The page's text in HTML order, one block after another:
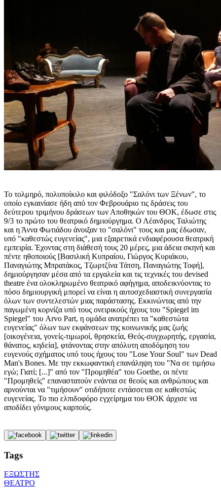
Το τολμηρό, πολυποίκιλο και φιλόδοξο "Σαλόνι των Ξένων", το
οποίο εγκαινίασε ήδη από τον Φεβρουάριο τις δράσεις του
δεύτερου τριμήνου δράσεων των Αποθηκών του ΘΟΚ, έδωσε στις
9/3 το πρώτο του θεατρικό δημιούργημα. Ο Λέανδρος Ταλιώτης
και η Άννα Φωτιάδου άνοιξαν το "σαλόνι" τους και μας έδωσαν,
υπό "καθεστώς ευγενείας", μια εξαιρετικά ενδιαφέρουσα θεατρική
εμπειρία. Έχοντας στη διάθεσή τους 20 μέρες, μια άδεια σκηνή και
πέντε ηθοποιούς [Βασιλική Κυπραίου, Γιώργος Κυριάκου,
Παναγιώτης Μπρατάκος, Τζωρτζίνα Τάτση, Παναγιώτης Τοφή],
δημιούργησαν μέσα από τα εργαλεία και τις τεχνικές του devised
theatre ένα ολοκληρωμένο θεατρικό αφήγημα, αποδεικνύοντας το
πόσο δημιουργική μπορεί να είναι η αυτοσχεδιαστική συνεργασία
όλων των συντελεστών μιας παράστασης. Εκκινώντας από την
παγωμένη κορνίζα υπό τους ονειρικούς ήχους του "Spiegel im
Spiegel" του Arvo Part, η ομάδα ανατρέπει τα "καθεστώτα
ευγενείας" όλων των εκφάνσεων της κοινωνικής μας ζωής
[οικογένεια, γονείς-τιμωροί, θρησκεία, Θεός-συγχωρητής, εργασία,
θάνατος, κηδεία], φτάνοντας στην απόλυτη αποδόμηση του
ευγενούς σχήματος υπό τους ήχους του "Lose Your Soul" των Dead
Man's Bones. Με την εκκωφαντική επανάληψη του "Να σε τιμήσω
εγώ; Γιατί; [...]" από τον "Προμηθέα" του Goethe, οι πέντε
"Προμηθείς" επαναστατούν ενάντια σε θεούς και ανθρώπους και
αρνούνται να "τιμήσουν" οτιδήποτε εντάσσεται σε καθεστώς
ευγενείας. Το πιο ελπιδοφόρο εγχείρημα του ΘΟΚ άρχισε να
αποδίδει γόνιμους καρπούς.
Tags
ΕΞΩΣΤΗΣ
ΘΕΑΤΡΟ